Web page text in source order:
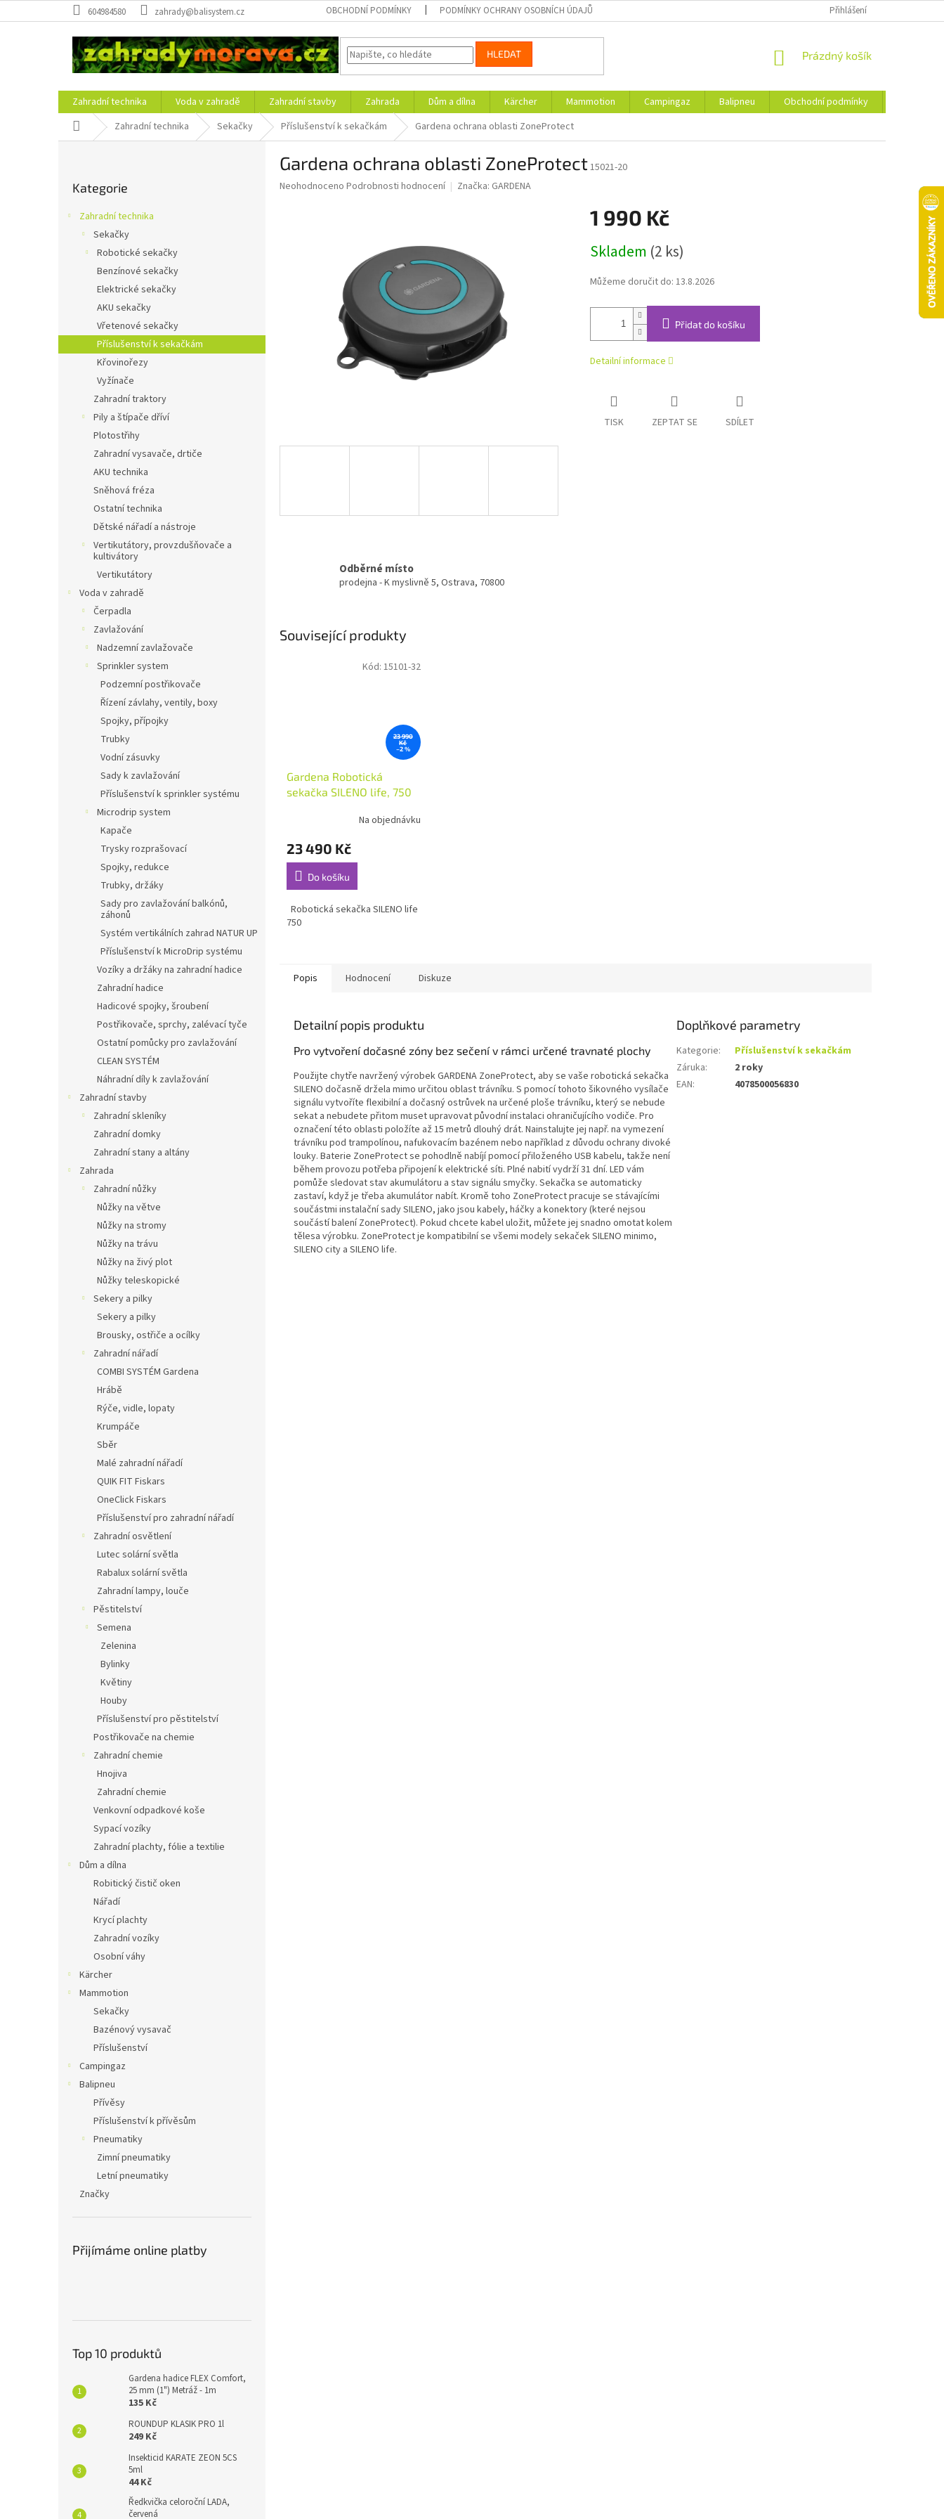
na
604984580 zahrady@balisystem.cz OBCHODNÍ PODMÍNKY PODMÍNKY OCHRANY OSOBNÍCH ÚDAJŮ Přihlášení
HLEDAT
NÁKUPNÍ
Prázdný košík
Zahradní technika Voda v zahradě Zahradní stavby Zahrada Dům a dílna Kärcher Mammotion Campingaz Balipneu Obchodní podmínky
Domů Zahradní technika Sekačky Příslušenství k sekačkám Gardena ochrana oblasti ZoneProtect
e
l
kategorie
Kategorie
Zahradní technika
Sekačky
Robotické sekačky
Benzínové sekačky
Elektrické sekačky
AKU sekačky
Vřetenové sekačky
Příslušenství k sekačkám
Křovinořezy
Vyžínače
Zahradní traktory
Pily a štípače dříví
Plotostřihy
Zahradní vysavače, drtiče
AKU technika
Sněhová fréza
Ostatní technika
Dětské nářadí a nástroje
Vertikutátory, provzdušňovače a
kultivátory
Vertikutátory
Voda v zahradě
Čerpadla
Zavlažování
Nadzemní zavlažovače
Sprinkler system
Podzemní postřikovače
Řízení závlahy, ventily, boxy
Spojky, přípojky
Trubky
Vodní zásuvky
Sady k zavlažování
Příslušenství k sprinkler systému
Microdrip system
Kapače
Trysky rozprašovací
Spojky, redukce
Trubky, držáky
Sady pro zavlažování balkónů,
záhonů
Systém vertikálních zahrad NATUR UP
Příslušenství k MicroDrip systému
Vozíky a držáky na zahradní hadice
Zahradní hadice
Hadicové spojky, šroubení
Postřikovače, sprchy, zalévací tyče
Ostatní pomůcky pro zavlažování
CLEAN SYSTÉM
Náhradní díly k zavlažování
Zahradní stavby
Zahradní skleníky
Zahradní domky
Zahradní stany a altány
Zahrada
Zahradní nůžky
Nůžky na větve
Nůžky na stromy
Nůžky na trávu
Nůžky na živý plot
Nůžky teleskopické
Sekery a pilky
Sekery a pilky
Brousky, ostřiče a ocílky
Zahradní nářadí
COMBI SYSTÉM Gardena
Hrábě
Rýče, vidle, lopaty
Krumpáče
Sběr
Malé zahradní nářadí
QUIK FIT Fiskars
OneClick Fiskars
Příslušenství pro zahradní nářadí
Zahradní osvětlení
Lutec solární světla
Rabalux solární světla
Zahradní lampy, louče
Pěstitelství
Semena
Zelenina
Bylinky
Květiny
Houby
Příslušenství pro pěstitelství
Postřikovače na chemie
Zahradní chemie
Hnojiva
Zahradní chemie
Venkovní odpadkové koše
Sypací vozíky
Zahradní plachty, fólie a textilie
Dům a dílna
Robitický čistič oken
Nářadí
Krycí plachty
Zahradní vozíky
Osobní váhy
Kärcher
Mammotion
Sekačky
Bazénový vysavač
Příslušenství
Campingaz
Balipneu
Přívěsy
Příslušenství k přívěsům
Pneumatiky
Zimní pneumatiky
Letní pneumatiky
Značky
Přijímáme online platby
Top 10 produktů
Gardena hadice FLEX Comfort,
25 mm (1") Metráž - 1m
135 Kč
ROUNDUP KLASIK PRO 1l
249 Kč
Insekticid KARATE ZEON 5CS
5ml
44 Kč
Ředkvička celoroční LADA,
červená
Gardena ochrana oblasti ZoneProtect15021-20
Průměrné
Neohodnoceno Podrobnosti hodnocení Značka: GARDENA
1 990 Kč
cena:
Skladem (2 ks)
Můžeme doručit do: 13.8.2026
Přidat do košíku
Detailní informace
TISK ZEPTAT SE SDÍLET
Odběrné místo
prodejna - K myslivně 5, Ostrava, 70800
Související produkty
23 990
Kč
–2 %
Gardena Robotická
sekačka SILENO life, 750
Na objednávku
23 490 Kč
Do košíku
Robotická sekačka SILENO life
750
Kód: 15101-32
Popis Hodnocení Diskuze
Detailní popis produktu
Pro vytvoření dočasné zóny bez sečení v rámci určené travnaté plochy
Použijte chytře navržený výrobek GARDENA ZoneProtect, aby se vaše robotická sekačka
SILENO dočasně držela mimo určitou oblast trávníku. S pomocí tohoto šikovného vysílače
signálu vytvoříte flexibilní a dočasný ostrůvek na určené ploše trávníku, který se nebude
sekat a nebudete přitom muset upravovat původní instalaci ohraničujícího vodiče. Pro
označení této oblasti položíte až 15 metrů dlouhý drát. Nainstalujte jej např. na vymezení
trávníku pod trampolínou, nafukovacím bazénem nebo například z důvodu ochrany divoké
louky. Baterie ZoneProtect se pohodlně nabíjí pomocí přiloženého USB kabelu, takže není
během provozu potřeba připojení k elektrické síti. Plné nabití vydrží 31 dní. LED vám
pomůže sledovat stav akumulátoru a stav signálu smyčky. Sekačka se automaticky
zastaví, když je třeba akumulátor nabít. Kromě toho ZoneProtect pracuje se stávajícími
součástmi instalační sady SILENO, jako jsou kabely, háčky a konektory (které nejsou
součástí balení ZoneProtect). Pokud chcete kabel uložit, můžete jej snadno omotat kolem
tělesa výrobku. ZoneProtect je kompatibilní se všemi modely sekaček SILENO minimo,
SILENO city a SILENO life.
Doplňkové parametry
Kategorie:
Příslušenství k sekačkám
Záruka:
2 roky
EAN: 4078500056830